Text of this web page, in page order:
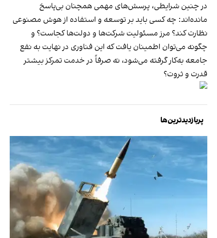
در چنین شرایطی، پرسش‌های مهمی همچنان بی‌پاسخ
مانده‌اند: چه کسی باید بر توسعه و استفاده از هوش مصنوعی
نظارت کند؟ مرز مسئولیت شرکت‌ها و دولت‌ها کجاست؟ و
چگونه می‌توان اطمینان یافت که این فناوری در نهایت به نفع
جامعه به‌کار گرفته می‌شود، نه صرفاً در خدمت تمرکز بیشتر
قدرت و ثروت؟
پربازدیدترین‌ها